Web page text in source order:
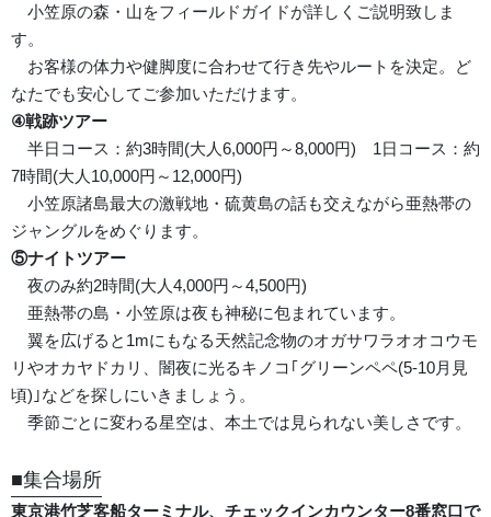
小笠原の森・山をフィールドガイドが詳しくご説明致しま
す。
お客様の体力や健脚度に合わせて行き先やルートを決定。ど
なたでも安心してご参加いただけます。
④戦跡ツアー
半日コース：約3時間(大人6,000円～8,000円) 1日コース：約
7時間(大人10,000円～12,000円)
小笠原諸島最大の激戦地・硫黄島の話も交えながら亜熱帯の
ジャングルをめぐります。
⑤ナイトツアー
夜のみ約2時間(大人4,000円～4,500円)
亜熱帯の島・小笠原は夜も神秘に包まれています。
翼を広げると1mにもなる天然記念物のオガサワラオオコウモ
リやオカヤドカリ、闇夜に光るキノコ｢グリーンペペ(5-10月見
頃)｣などを探しにいきましょう。
季節ごとに変わる星空は、本土では見られない美しさです。
■集合場所
東京港竹芝客船ターミナル、チェックインカウンター8番窓口で